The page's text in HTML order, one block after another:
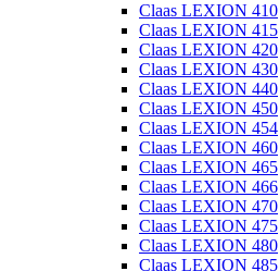
Claas LEXION 410
Claas LEXION 415
Claas LEXION 420
Claas LEXION 430
Claas LEXION 440
Claas LEXION 450
Claas LEXION 454
Claas LEXION 460
Claas LEXION 465
Claas LEXION 466
Claas LEXION 470
Claas LEXION 475
Claas LEXION 480
Claas LEXION 485